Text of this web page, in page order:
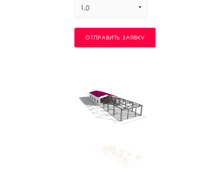
1.0
ОТПРАВИТЬ ЗАЯВКУ